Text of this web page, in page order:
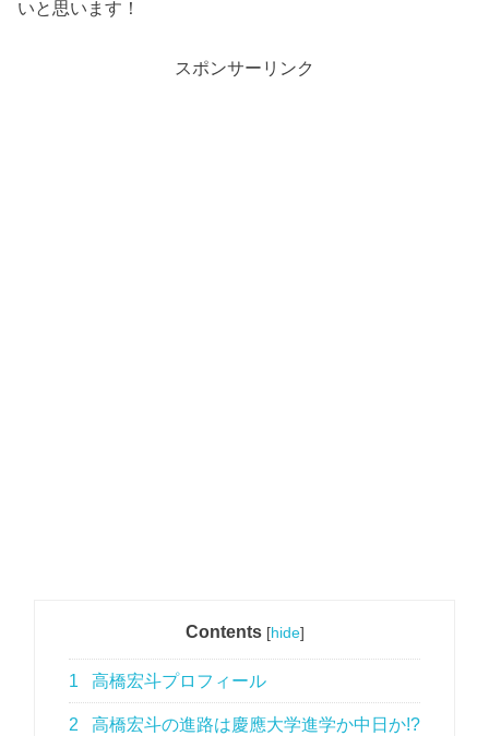
いと思います！
スポンサーリンク
Contents [hide]
1 高橋宏斗プロフィール
2 高橋宏斗の進路は慶應大学進学か中日か!?